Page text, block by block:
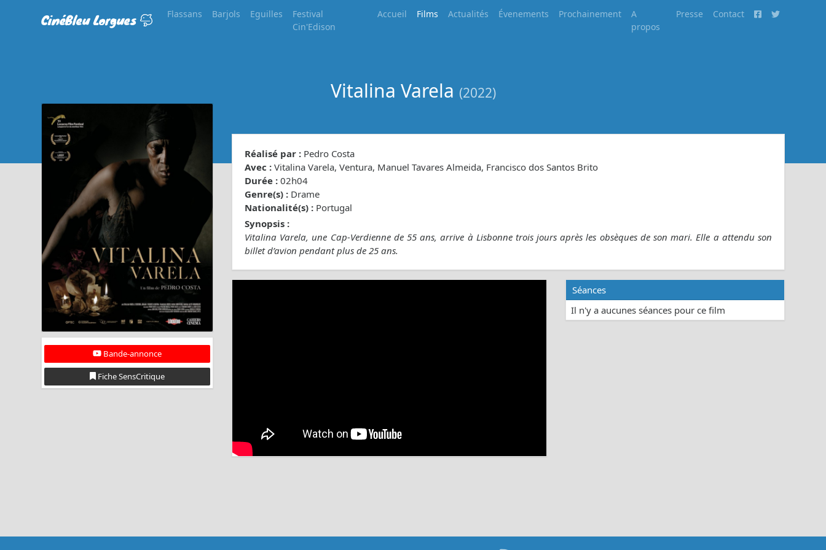
CinéBleu Lorgues Flassans Barjols Eguilles
Festival
Cin'Edison
Accueil Films Actualités Évenements Prochainement
A
propos
Presse Contact
Vitalina Varela (2022)
Bande-annonce
Fiche SensCritique
Réalisé par : Pedro Costa
Avec : Vitalina Varela, Ventura, Manuel Tavares Almeida, Francisco dos Santos Brito
Durée : 02h04
Genre(s) : Drame
Nationalité(s) : Portugal
Synopsis :
Vitalina Varela, une Cap-Verdienne de 55 ans, arrive à Lisbonne trois jours après les obsèques de son mari. Elle a attendu son
billet d’avion pendant plus de 25 ans.
Séances
Il n'y a aucunes séances pour ce film